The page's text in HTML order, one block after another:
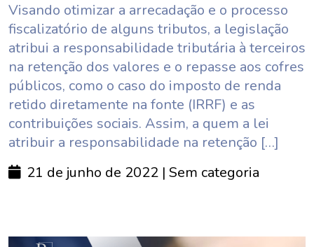
Visando otimizar a arrecadação e o processo
fiscalizatório de alguns tributos, a legislação
atribui a responsabilidade tributária à terceiros
na retenção dos valores e o repasse aos cofres
públicos, como o caso do imposto de renda
retido diretamente na fonte (IRRF) e as
contribuições sociais. Assim, a quem a lei
atribuir a responsabilidade na retenção […]
21 de junho de 2022 | Sem categoria